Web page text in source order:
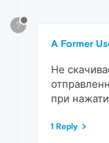
?
A Former
Не
при
1 Reply